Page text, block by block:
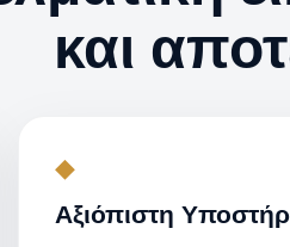
και
◆
Αξιόπιστη